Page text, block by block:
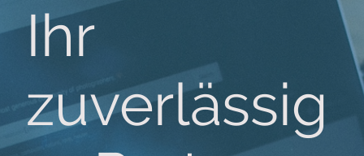
Ihr
zuverlässig